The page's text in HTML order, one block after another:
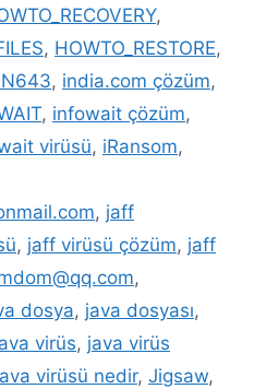
,
, HOWTO_RESTORE,
, india.com çözüm,
, infowait çözüm,
virüsü, iRansom,
, jaff
, jaff virüsü çözüm, jaff
,
dosya, java dosyası,
virüs, java virüs
virüsü nedir, Jigsaw,